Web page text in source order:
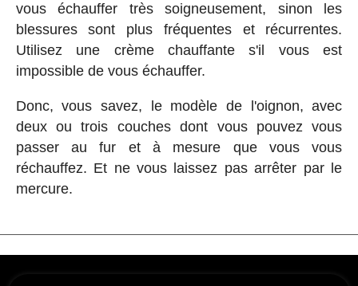
vous échauffer très soigneusement, sinon les
blessures sont plus fréquentes et récurrentes.
Utilisez une crème chauffante s'il vous est
impossible de vous échauffer.
Donc, vous savez, le modèle de l'oignon, avec
deux ou trois couches dont vous pouvez vous
passer au fur et à mesure que vous vous
réchauffez. Et ne vous laissez pas arrêter par le
mercure.